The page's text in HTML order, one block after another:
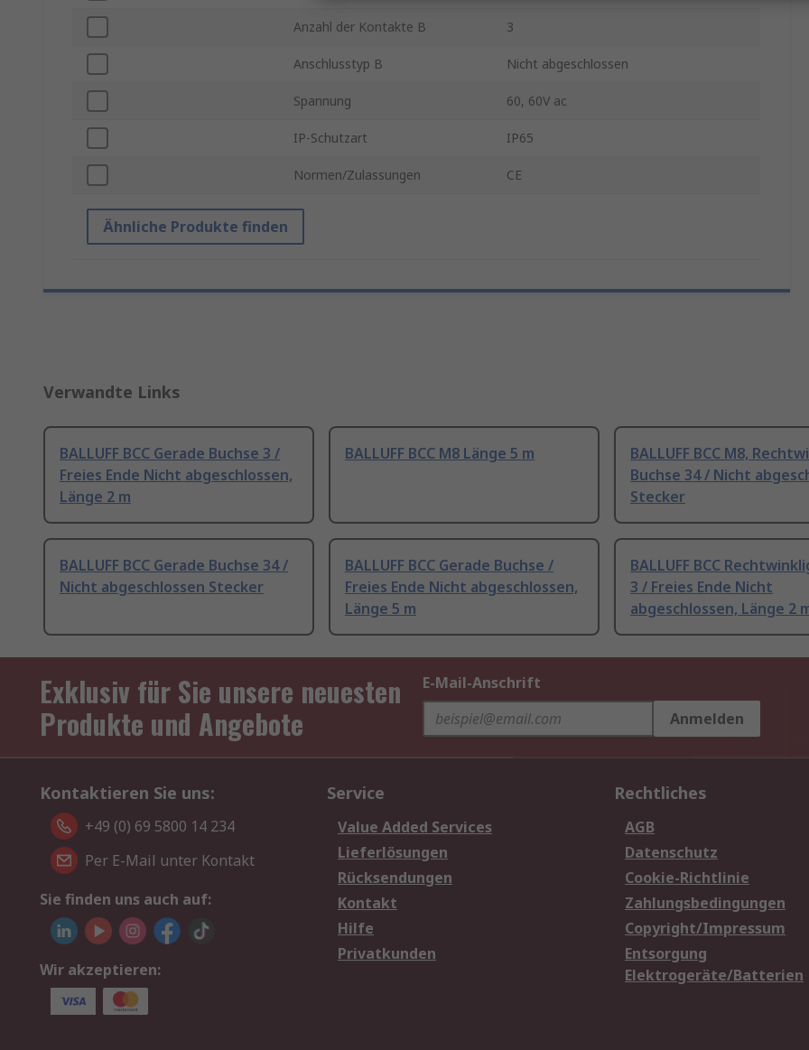
Anzahl der Kontakte B 3
Anschlusstyp B Nicht abgeschlossen
Spannung 60, 60V ac
IP-Schutzart IP65
Normen/Zulassungen CE
Ähnliche Produkte finden
Verwandte Links
BALLUFF BCC Gerade Buchse 3 /
Freies Ende Nicht abgeschlossen,
Länge 2 m
BALLUFF BCC M8 Länge 5 m
BALLUFF BCC M8,
Buchse 34 / Nicht
Stecker
BALLUFF BCC Gerade Buchse 34 /
Nicht abgeschlossen Stecker
BALLUFF BCC Gerade Buchse /
Freies Ende Nicht abgeschlossen,
Länge 5 m
BALLUFF BCC
3 / Freies Ende Nicht
abgeschlossen, Länge 2
Exklusiv für Sie unsere neuesten
Produkte und Angebote
E-Mail-Anschrift
Anmelden
Kontaktieren Sie uns:
+49 (0) 69 5800 14 234
Per E-Mail unter Kontakt
Sie finden uns auch auf:
Wir akzeptieren:
Service
Value Added Services
Lieferlösungen
Rücksendungen
Kontakt
Hilfe
Privatkunden
Rechtliches
AGB
Datenschutz
Cookie-Richtlinie
Zahlungsbedingungen
Copyright/Impressum
Entsorgung
Elektrogeräte/Batterien